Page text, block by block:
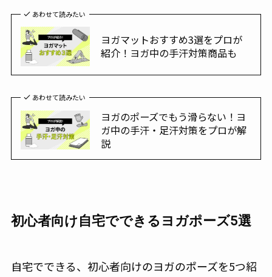
あわせて読みたい
ヨガマットおすすめ3選をプロが
紹介！ヨガ中の手汗対策商品も
あわせて読みたい
ヨガのポーズでもう滑らない！ヨ
ガ中の手汗・足汗対策をプロが解
説
初心者向け自宅でできるヨガポーズ5選
自宅でできる、初心者向けのヨガのポーズを5つ紹